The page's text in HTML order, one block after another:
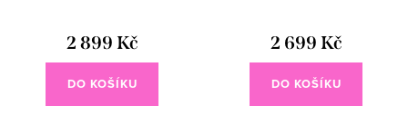
2 899 Kč
DO KOŠÍKU
2 699 Kč
DO KOŠÍKU